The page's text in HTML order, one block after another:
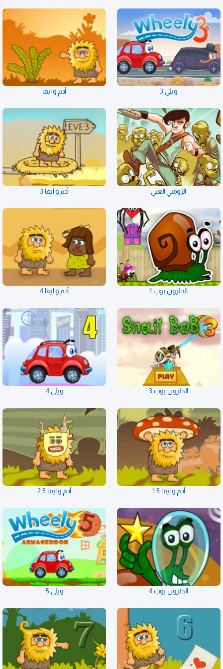
ويلي 3 آدم و ايفا
الزومبي الغبي آدم و ايفا 3
الحلزون بوب 1 آدم و ايفا 4
الحلزون بوب 3 ويلي 4
آدم و ايفا 5 1 آدم و ايفا 5 2
الحلزون بوب 4 ويلي 5